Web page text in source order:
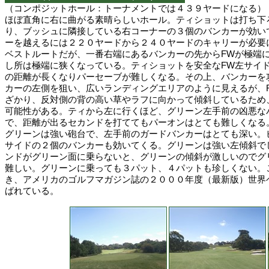
（コンポジットホール：トーナメントでは４３９ヤードになる）
ほぼ直角に右に曲がる素晴らしいホール。ティショットは打ち
り、ブッシュに隣接している右コーナーの３個のバンカーが効
ーを越えるには２２０ヤードから２４０ヤードのキャリーが必
ベストルートだが、一番右端にあるバンカーの先からFWが極端
し所は極端に狭くなっている。ティショットを安全なFW左サイ
の距離が長くなりパーセーブが難しくなる。その上、バンカー
カーの左側を狙い、広いランディングエリアのように見えるが
ざかり、反対側の背の高い草やラフに向かって傾斜しているた
可能性がある。ティから左に行くほど、グリーン左手前の凶悪
で、距離が出るセカンドを打ててもパーオンはとても難しくな
グリーンは強い砲台で、左手前のガードバンカーはとても深い
サイドの２個のバンカーも効いてくる。グリーンは強い左傾斜
ンドがグリーン面に乗らないと、グリーンの傾斜が激しいので
難しい。グリーンに乗っても３パット、４パットも珍しくない
き、アメリカのゴルフマガジン誌の２０００年度（最新版）世
ばれている。